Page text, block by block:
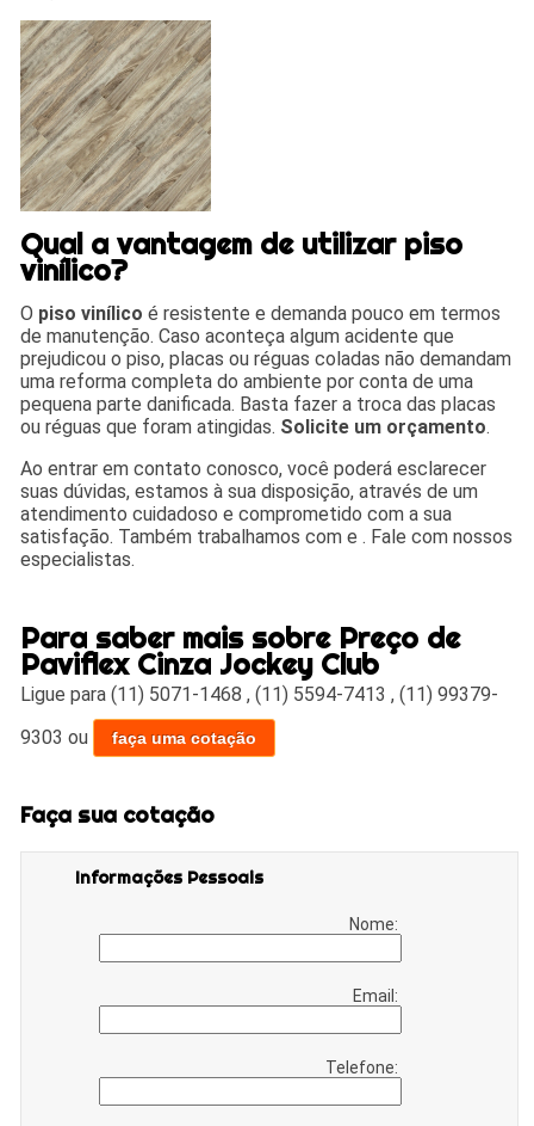
Qual a vantagem de utilizar piso
vinílico?
O piso vinílico é resistente e demanda pouco em termos
de manutenção. Caso aconteça algum acidente que
prejudicou o piso, placas ou réguas coladas não demandam
uma reforma completa do ambiente por conta de uma
pequena parte danificada. Basta fazer a troca das placas
ou réguas que foram atingidas. Solicite um orçamento.
Ao entrar em contato conosco, você poderá esclarecer
suas dúvidas, estamos à sua disposição, através de um
atendimento cuidadoso e comprometido com a sua
satisfação. Também trabalhamos com e . Fale com nossos
especialistas.
Para saber mais sobre Preço de
Paviflex Cinza Jockey Club
Ligue para(11) 5071-1468 ,(11) 5594-7413 ,(11) 99379-
9303 ou faça uma cotação
Faça sua cotação
Informações Pessoais
Nome:
Email:
Telefone: